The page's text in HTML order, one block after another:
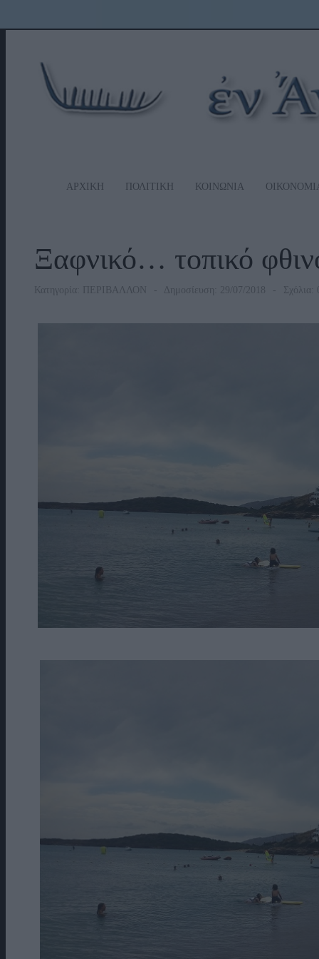
ΑΡΧΙΚΗ ΠΟΛΙΤΙΚΗ ΚΟΙΝΩΝΙΑ
Ξαφνικό… τοπικό
Κατηγορία: ΠΕΡΙΒΑΛΛΟΝ Δημοσίευση: 29/07/2018 Σχόλια: